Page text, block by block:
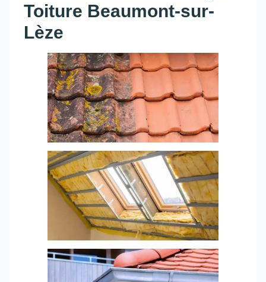
Toiture Beaumont-sur-
Lèze